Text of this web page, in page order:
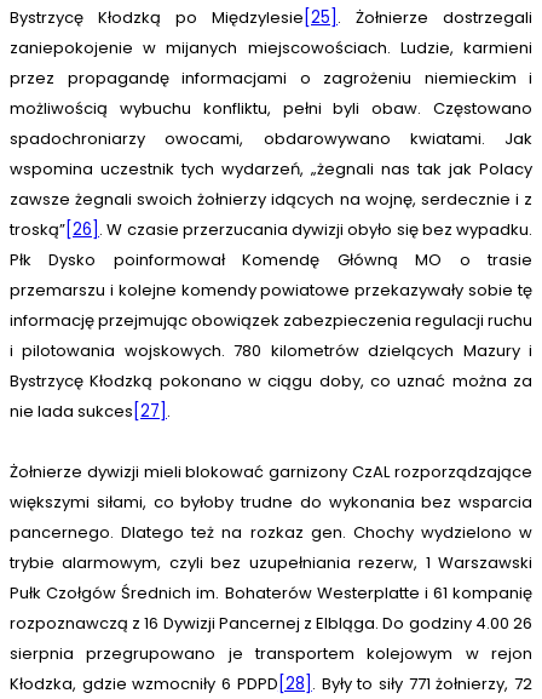
Bystrzycę Kłodzką po Międzylesie [25] . Żołnierze dostrzegali
zaniepokojenie w mijanych miejscowościach. Ludzie, karmieni
przez propagandę informacjami o zagrożeniu niemieckim i
możliwością wybuchu konfliktu, pełni byli obaw. Częstowano
spadochroniarzy owocami, obdarowywano kwiatami. Jak
wspomina uczestnik tych wydarzeń, „żegnali nas tak jak Polacy
zawsze żegnali swoich żołnierzy idących na wojnę, serdecznie i z
troską”[26] . W czasie przerzucania dywizji obyło się bez wypadku.
Płk Dysko poinformował Komendę Główną MO o trasie
przemarszu i kolejne komendy powiatowe przekazywały sobie tę
informację przejmując obowiązek zabezpieczenia regulacji ruchu
i pilotowania wojskowych. 780 kilometrów dzielących Mazury i
Bystrzycę Kłodzką pokonano w ciągu doby, co uznać można za
nie lada sukces [27] .
Żołnierze dywizji mieli blokować garnizony CzAL rozporządzające
większymi siłami, co byłoby trudne do wykonania bez wsparcia
pancernego. Dlatego też na rozkaz gen. Chochy wydzielono w
trybie alarmowym, czyli bez uzupełniania rezerw, 1 Warszawski
Pułk Czołgów Średnich im. Bohaterów Westerplatte i 61 kompanię
rozpoznawczą z 16 Dywizji Pancernej z Elbląga. Do godziny 4.00 26
sierpnia przegrupowano je transportem kolejowym w rejon
Kłodzka, gdzie wzmocniły 6 PDPD [28] . Były to siły 771 żołnierzy, 72